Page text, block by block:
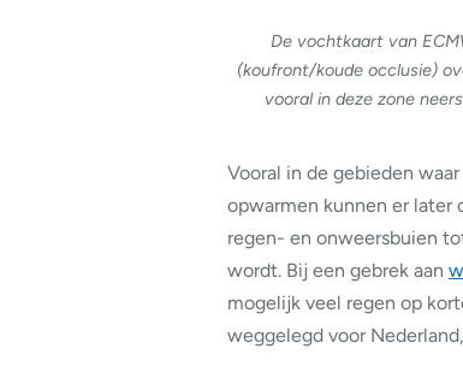
De vochtkaart van
(koufront/koude occlusie)
vooral in deze zone
Vooral in de gebieden
opwarmen kunnen er later
regen- en onweersbuien
wordt. Bij een gebrek aan
mogelijk veel regen op
weggelegd voor